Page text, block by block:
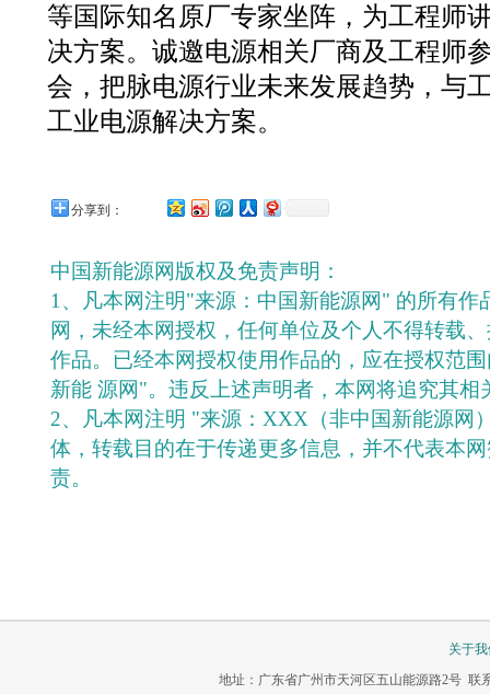
等国际知名原厂专家坐阵，为工程师
决方案。诚邀电源相关厂商及工程师
会，把脉电源行业未来发展趋势，与
工业电源解决方案。
分享到：
中国新能源网版权及免责声明：
1、凡本网注明"来源：中国新能源网" 的所有作
网，未经本网授权，任何单位及个人不得转载
作品。已经本网授权使用作品的，应在授权范
新能 源网"。违反上述声明者，本网将追究其相
2、凡本网注明 "来源：XXX（非中国新能源网
体，转载目的在于传递更多信息，并不代表本
责。
关于
地址：广东省广州市天河区五山能源路2号 联